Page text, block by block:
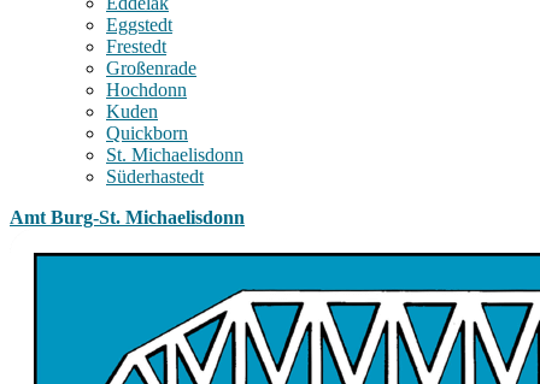
Eggstedt
Frestedt
Großenrade
Hochdonn
Kuden
Quickborn
St. Michaelisdonn
Süderhastedt
Amt Burg-St. Michaelisdonn